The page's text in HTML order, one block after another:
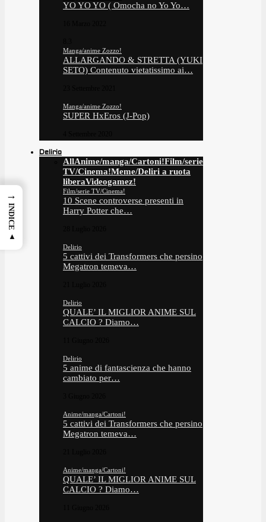
YO YO YO ( Omocha no Yo Yo…
Manga/anime Zozzo!
ALLARGANDO & STRETTA (YUKI
SETO) Contenuto vietatissimo ai…
Manga/anime Zozzo!
SUPER HxEros (J-Pop)
Delirio
AllAnime/manga/Cartoni!Film/serie
TV/Cinema!Meme/Deliri a ruota
liberaVideogamez!
Film/serie TV/Cinema!
10 Scene controverse presenti in
Harry Potter che…
Delirio
5 cattivi dei Transformers che persino
Megatron temeva…
Delirio
QUALE’ IL MIGLIOR ANIME SUL
CALCIO ? Diamo…
Delirio
5 anime di fantascienza che hanno
cambiato per…
Anime/manga/Cartoni!
5 cattivi dei Transformers che persino
Megatron temeva…
Anime/manga/Cartoni!
QUALE’ IL MIGLIOR ANIME SUL
CALCIO ? Diamo…
→
INDICE ▲